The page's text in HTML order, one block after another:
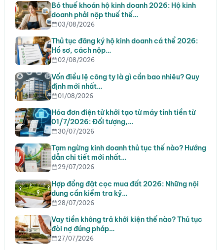
Bỏ thuế khoán hộ kinh doanh 2026: Hộ kinh
doanh phải nộp thuế thế…
03/08/2026
Thủ tục đăng ký hộ kinh doanh cá thể 2026:
Hồ sơ, cách nộp…
02/08/2026
Vốn điều lệ công ty là gì cần bao nhiêu? Quy
định mới nhất…
01/08/2026
Hóa đơn điện tử khởi tạo từ máy tính tiền từ
01/7/2026: Đối tượng,…
30/07/2026
Tạm ngừng kinh doanh thủ tục thế nào? Hướng
dẫn chi tiết mới nhất…
29/07/2026
Hợp đồng đặt cọc mua đất 2026: Những nội
dung cần kiểm tra kỹ…
28/07/2026
Vay tiền không trả khởi kiện thế nào? Thủ tục
đòi nợ đúng pháp…
27/07/2026